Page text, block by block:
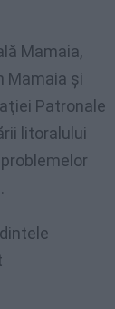
Mamaia,
Mamaia şi
Patronale
litoralului